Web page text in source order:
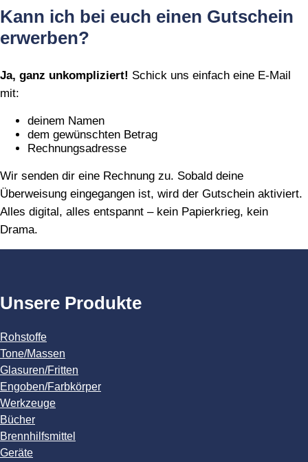
Kann ich bei euch einen Gutschein
erwerben?
Ja, ganz unkompliziert! Schick uns einfach eine E‑Mail
mit:
deinem Namen
dem gewünschten Betrag
Rechnungsadresse
Wir senden dir eine Rechnung zu. Sobald deine
Überweisung eingegangen ist, wird der Gutschein aktiviert.
Alles digital, alles entspannt – kein Papierkrieg, kein
Drama.
Unsere Produkte
Rohstoffe
Tone/Massen
Glasuren/Fritten
Engoben/Farbkörper
Werkzeuge
Bücher
Brennhilfsmittel
Geräte